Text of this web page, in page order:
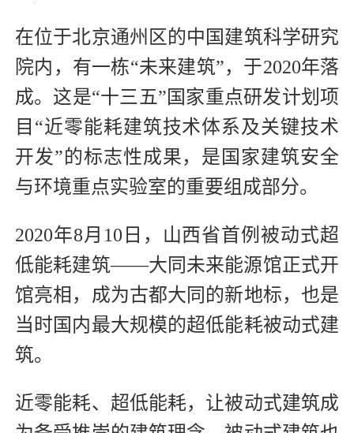
在位于北京通州区的中国建筑科学研究
院内，有一栋“未来建筑”，于2020年落
成。这是“十三五”国家重点研发计划项
目“近零能耗建筑技术体系及关键技术
开发”的标志性成果，是国家建筑安全
与环境重点实验室的重要组成部分。
2020年8月10日，山西省首例被动式超
低能耗建筑——大同未来能源馆正式开
馆亮相，成为古都大同的新地标，也是
当时国内最大规模的超低能耗被动式建
筑。
近零能耗、超低能耗，让被动式建筑成